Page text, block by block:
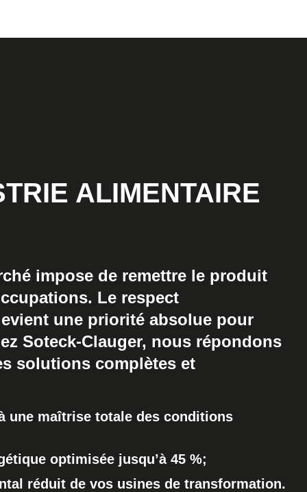
ALIMENTAIRE
impose de remettre le produit
Le respect
une priorité absolue pour
Soteck-Clauger, nous répondons
solutions complètes et
une maîtrise totale des conditions
optimisée jusqu’à 45 %;
réduit de vos usines de transformation.